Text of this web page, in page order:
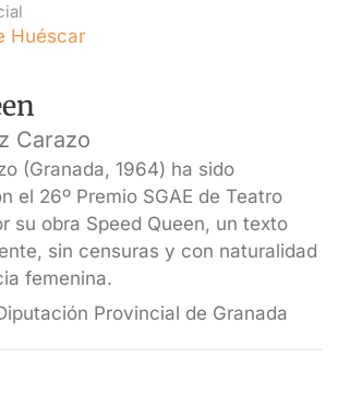
Huéscar
Carazo
(Granada, 1964) ha sido
el 26º Premio SGAE de Teatro
su obra Speed Queen, un texto
sin censuras y con naturalidad
femenina.
Provincial de Granada